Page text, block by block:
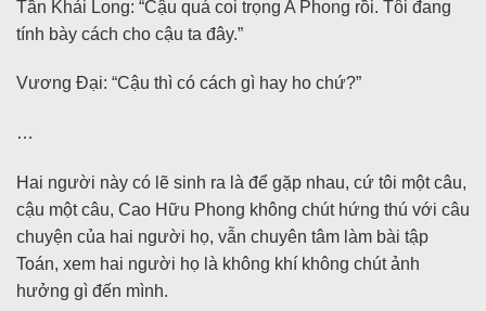
Tần Khải Long: “Cậu quá coi trọng A Phong rồi. Tôi đang
tính bày cách cho cậu ta đây.”
Vương Đại: “Cậu thì có cách gì hay ho chứ?”
…
Hai người này có lẽ sinh ra là để gặp nhau, cứ tôi một câu,
cậu một câu, Cao Hữu Phong không chút hứng thú với câu
chuyện của hai người họ, vẫn chuyên tâm làm bài tập
Toán, xem hai người họ là không khí không chút ảnh
hưởng gì đến mình.